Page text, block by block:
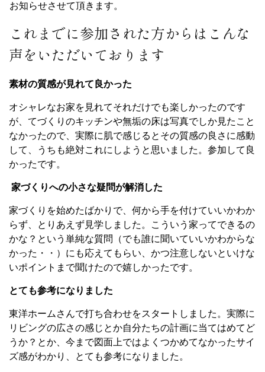
お知らせさせて頂きます。
これまでに参加された方からはこんな
声をいただいております
素材の質感が見れて良かった
オシャレなお家を見れてそれだけでも楽しかったのです
が、てづくりのキッチンや無垢の床は写真でしか見たこと
なかったので、実際に肌で感じるとその質感の良さに感動
して、うちも絶対これにしようと思いました。参加して良
かったです。
家づくりへの小さな疑問が解消した
家づくりを始めたばかりで、何から手を付けていいかわか
らず、とりあえず見学しました。こういう家ってできるの
かな？という単純な質問（でも誰に聞いていいかわからな
かった・・）にも応えてもらい、かつ注意しないといけな
いポイントまで聞けたので嬉しかったです。
とても参考になりました
東洋ホームさんで打ち合わせをスタートしました。実際に
リビングの広さの感じとか自分たちの計画に当てはめてど
うか？とか、今まで図面上ではよくつかめてなかったサイ
ズ感がわかり、とても参考になりました。